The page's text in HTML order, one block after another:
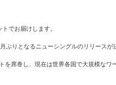
OONG・YUNHO・MINGI・
[当選人数] 東京・大阪共通：各
[当選人数] 東京・大阪共通：
でお届けします。
ぶりとなるニューシングルのリリースが
席巻し、現在は世界各国で大規模な